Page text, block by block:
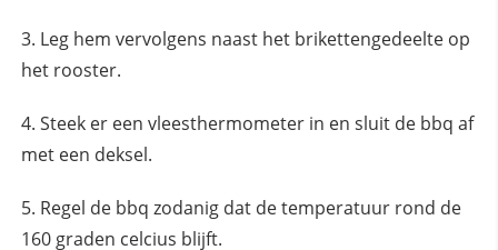
Leg hem vervolgens naast het brikettengedeelte op
het rooster.
Steek er een vleesthermometer in en sluit de bbq af
met een deksel.
Regel de bbq zodanig dat de temperatuur rond de
160 graden celcius blijft.